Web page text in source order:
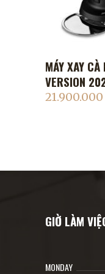
MÁY XAY
VERSION
21.900.000
GIỜ LÀM
MONDAY